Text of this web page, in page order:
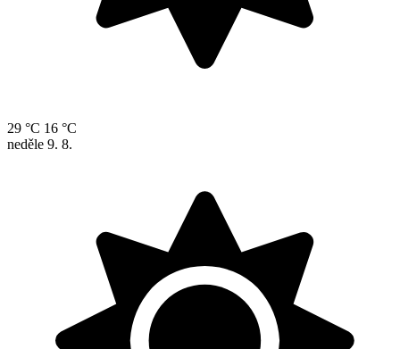
29 °C 16 °C
neděle 9. 8.